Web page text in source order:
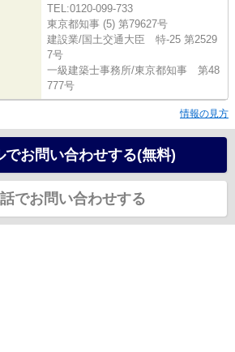
TEL:0120-099-733
東京都知事 (5) 第79627号
建設業/国土交通大臣 特-25 第2529
7号
一級建築士事務所/東京都知事 第48
777号
情報の見方
でお問い合わせする(無料)
でお問い合わせする